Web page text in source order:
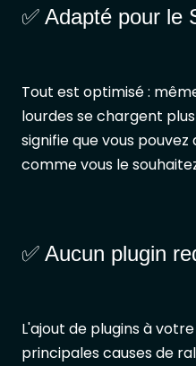
✅ Adapté pour le
Tout est optimisé :
lourdes se chargent
signifie que vous
comme vous le
✅ Aucun plugin
L'ajout de plugins à
principales causes de